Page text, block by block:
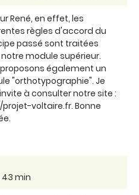
René, en effet, les
règles d'accord du
passé sont traitées
module supérieur.
également un
"orthotypographie". Je
à consulter notre site :
voltaire.fr. Bonne
43 min